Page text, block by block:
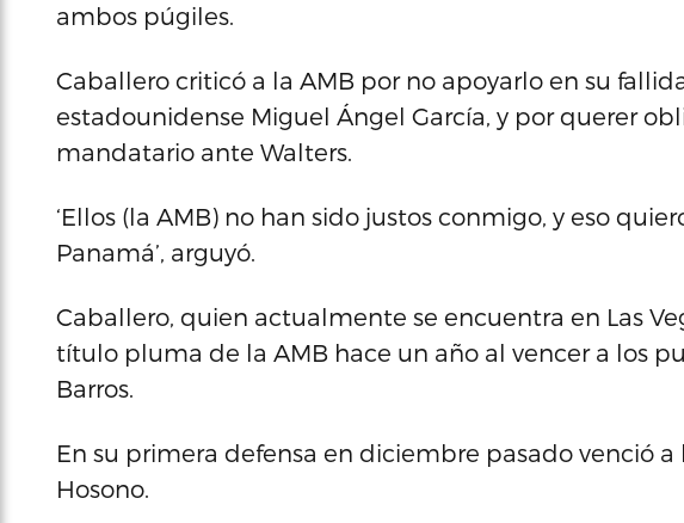
ambos púgiles.
Caballero criticó a la AMB por no apoyarlo en su
estadounidense Miguel Ángel García, y por querer
mandatario ante Walters.
‘Ellos (la AMB) no han sido justos conmigo, y eso
Panamá’, arguyó.
Caballero, quien actualmente se encuentra en Las
título pluma de la AMB hace un año al vencer a los
Barros.
En su primera defensa en diciembre pasado venció
Hosono.